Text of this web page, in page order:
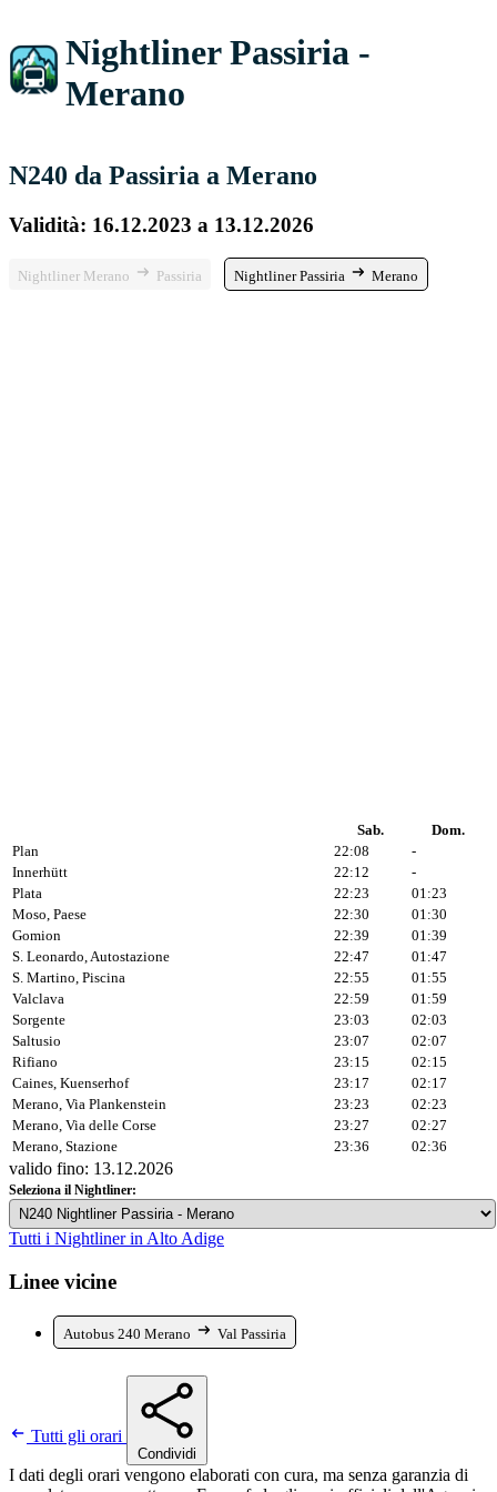
Nightliner Passiria -
Merano
N240 da Passiria a Merano
Validità: 16.12.2023 a 13.12.2026
Nightliner Merano Passiria Nightliner Passiria Merano
Sab.
Dom.
Plan
22:08
-
Innerhütt
22:12
-
Plata
22:23
01:23
Moso, Paese
22:30
01:30
Gomion
22:39
01:39
S. Leonardo, Autostazione
22:47
01:47
S. Martino, Piscina
22:55
01:55
Valclava
22:59
01:59
Sorgente
23:03
02:03
Saltusio
23:07
02:07
Rifiano
23:15
02:15
Caines, Kuenserhof
23:17
02:17
Merano, Via Plankenstein
23:23
02:23
Merano, Via delle Corse
23:27
02:27
Merano, Stazione
23:36 02:36
valido fino: 13.12.2026
Seleziona il Nightliner:
Tutti i Nightliner in Alto Adige
Linee vicine
Autobus 240 Merano Val Passiria
Tutti gli orari
Condividi
I dati degli orari vengono elaborati con cura, ma senza garanzia di